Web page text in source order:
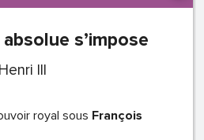
s’impose
III
royal sous François